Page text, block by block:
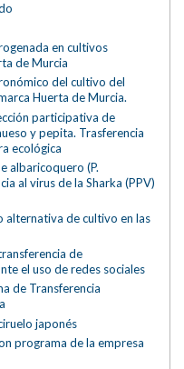
en cultivos
de Murcia
del cultivo del
Huerta de Murcia.
participativa de
y pepita. Trasferencia
ecológica
albaricoquero (P.
al virus de la Sharka (PPV)
alternativa de cultivo en las
de
el uso de redes sociales
de Transferencia
japonés
programa de la empresa